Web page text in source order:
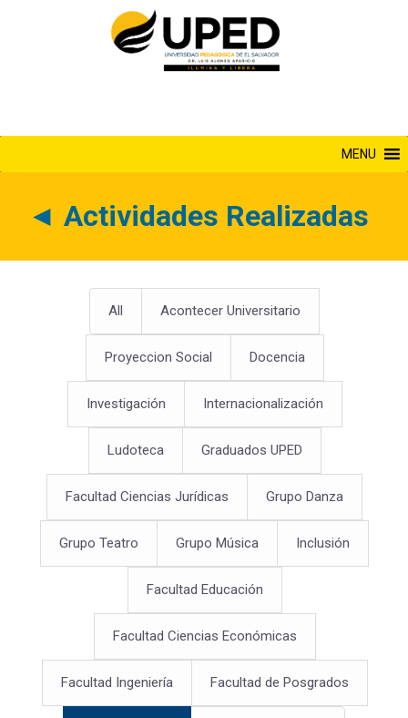
MENU
◄ Actividades Realizadas
All Acontecer Universitario
Proyeccion Social Docencia
Investigación Internacionalización
Ludoteca Graduados UPED
Facultad Ciencias Jurídicas Grupo Danza
Grupo Teatro Grupo Música Inclusión
Facultad Educación
Facultad Ciencias Económicas
Facultad Ingeniería Facultad de Posgrados